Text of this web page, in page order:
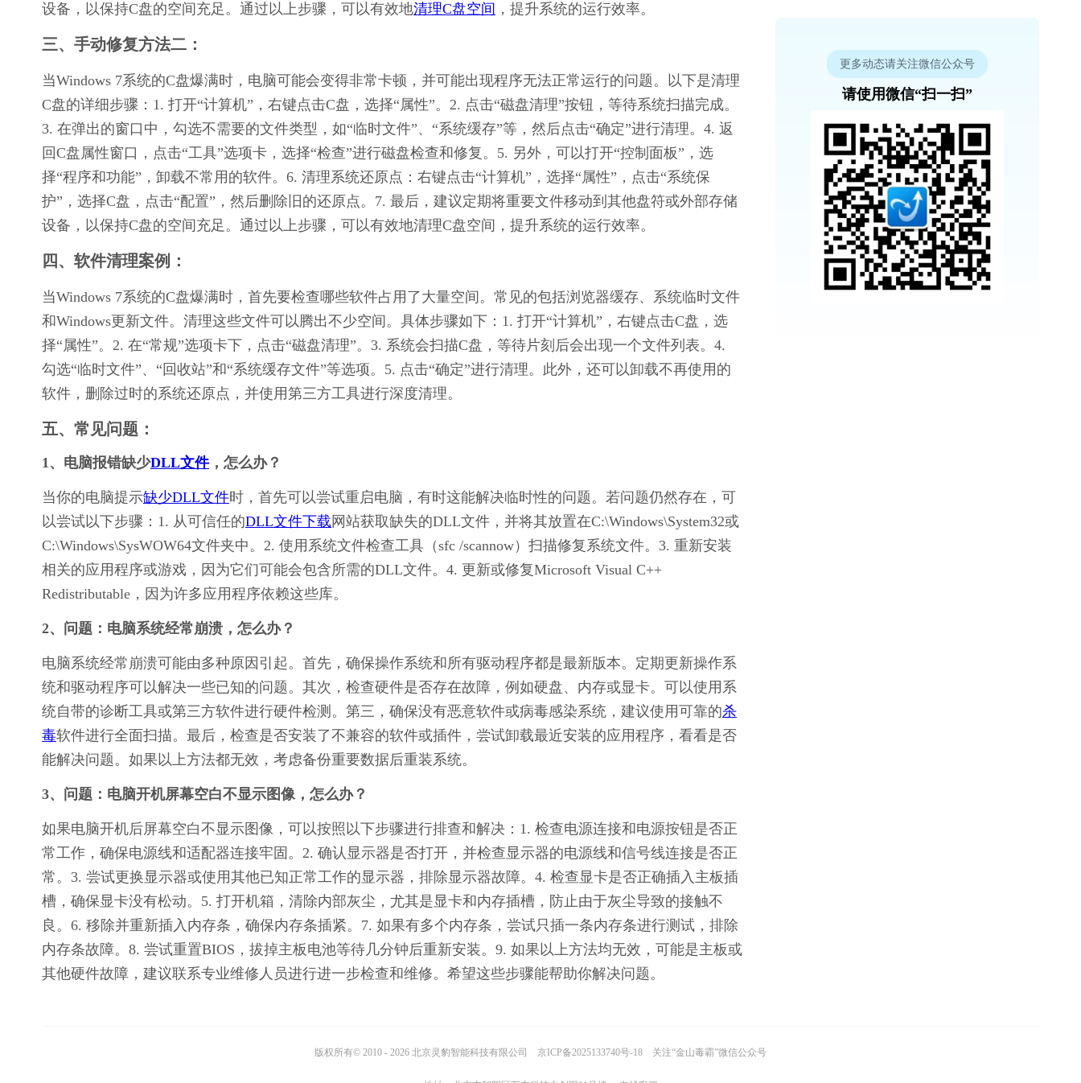
设备，以保持C盘的空间充足。通过以上步骤，可以有效地清理C盘空间 ，提升系统的运行效率。
三、手动修复方法二：
当Windows 7系统的C盘爆满时，电脑可能会变得非常卡顿，并可能出现程序无法正常运行的问题。以下是清理
C盘的详细步骤：1. 打开“计算机”，右键点击C盘，选择“属性”。2. 点击“磁盘清理”按钮，等待系统扫描完成。
3. 在弹出的窗口中，勾选不需要的文件类型，如“临时文件”、“系统缓存”等，然后点击“确定”进行清理。4. 返
回C盘属性窗口，点击“工具”选项卡，选择“检查”进行磁盘检查和修复。5. 另外，可以打开“控制面板”，选
择“程序和功能”，卸载不常用的软件。6. 清理系统还原点：右键点击“计算机”，选择“属性”，点击“系统保
护”，选择C盘，点击“配置”，然后删除旧的还原点。7. 最后，建议定期将重要文件移动到其他盘符或外部存储
设备，以保持C盘的空间充足。通过以上步骤，可以有效地清理C盘空间，提升系统的运行效率。
四、软件清理案例：
当Windows 7系统的C盘爆满时，首先要检查哪些软件占用了大量空间。常见的包括浏览器缓存、系统临时文件
和Windows更新文件。清理这些文件可以腾出不少空间。具体步骤如下：1. 打开“计算机”，右键点击C盘，选
择“属性”。2. 在“常规”选项卡下，点击“磁盘清理”。3. 系统会扫描C盘，等待片刻后会出现一个文件列表。4.
勾选“临时文件”、“回收站”和“系统缓存文件”等选项。5. 点击“确定”进行清理。此外，还可以卸载不再使用的
软件，删除过时的系统还原点，并使用第三方工具进行深度清理。
五、常见问题：
1、电脑报错缺少DLL文件，怎么办？
当你的电脑提示缺少DLL文件时，首先可以尝试重启电脑，有时这能解决临时性的问题。若问题仍然存在，可
以尝试以下步骤：1. 从可信任的DLL文件下载 网站获取缺失的DLL文件，并将其放置在C:\Windows\System32或
C:\Windows\SysWOW64文件夹中。2. 使用系统文件检查工具（sfc /scannow）扫描修复系统文件。3. 重新安装
相关的应用程序或游戏，因为它们可能会包含所需的DLL文件。4. 更新或修复Microsoft Visual C++
Redistributable，因为许多应用程序依赖这些库。
2、问题：电脑系统经常崩溃，怎么办？
电脑系统经常崩溃可能由多种原因引起。首先，确保操作系统和所有驱动程序都是最新版本。定期更新操作系
统和驱动程序可以解决一些已知的问题。其次，检查硬件是否存在故障，例如硬盘、内存或显卡。可以使用系
统自带的诊断工具或第三方软件进行硬件检测。第三，确保没有恶意软件或病毒感染系统，建议使用可靠的杀
毒软件进行全面扫描。最后，检查是否安装了不兼容的软件或插件，尝试卸载最近安装的应用程序，看看是否
能解决问题。如果以上方法都无效，考虑备份重要数据后重装系统。
3、问题：电脑开机屏幕空白不显示图像，怎么办？
如果电脑开机后屏幕空白不显示图像，可以按照以下步骤进行排查和解决：1. 检查电源连接和电源按钮是否正
常工作，确保电源线和适配器连接牢固。2. 确认显示器是否打开，并检查显示器的电源线和信号线连接是否正
常。3. 尝试更换显示器或使用其他已知正常工作的显示器，排除显示器故障。4. 检查显卡是否正确插入主板插
槽，确保显卡没有松动。5. 打开机箱，清除内部灰尘，尤其是显卡和内存插槽，防止由于灰尘导致的接触不
良。6. 移除并重新插入内存条，确保内存条插紧。7. 如果有多个内存条，尝试只插一条内存条进行测试，排除
内存条故障。8. 尝试重置BIOS，拔掉主板电池等待几分钟后重新安装。9. 如果以上方法均无效，可能是主板或
其他硬件故障，建议联系专业维修人员进行进一步检查和维修。希望这些步骤能帮助你解决问题。
更多动态请关注微信公众号
请使用微信“扫一扫”
版权所有© 2010 - 2026 北京灵豹智能科技有限公司 京ICP备2025133740号-18 关注“金山毒霸”微信公众号